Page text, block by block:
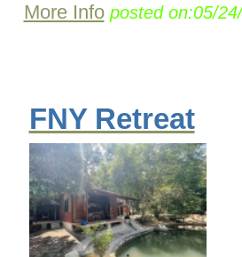
More Info posted on:05/
FNY Retreat